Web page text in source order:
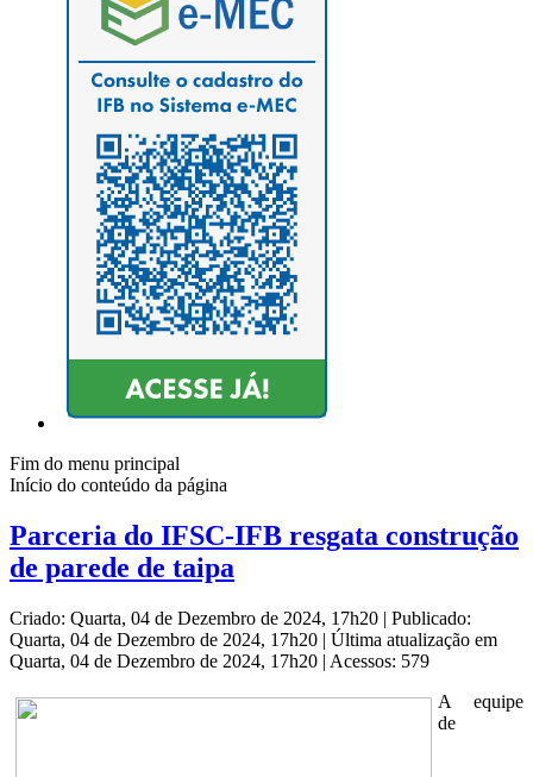
Fim do menu principal
Início do conteúdo da página
Parceria do IFSC-IFB resgata construção
de parede de taipa
Criado: Quarta, 04 de Dezembro de 2024, 17h20 | Publicado:
Quarta, 04 de Dezembro de 2024, 17h20 | Última atualização em
Quarta, 04 de Dezembro de 2024, 17h20 | Acessos: 579
A equipe
de